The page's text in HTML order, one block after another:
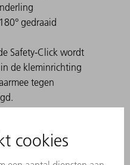
gedraaid
Safety-Click wordt
de kleminrichting
tegen